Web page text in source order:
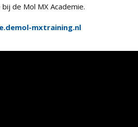
de Mol MX Academie.
mxtraining.nl